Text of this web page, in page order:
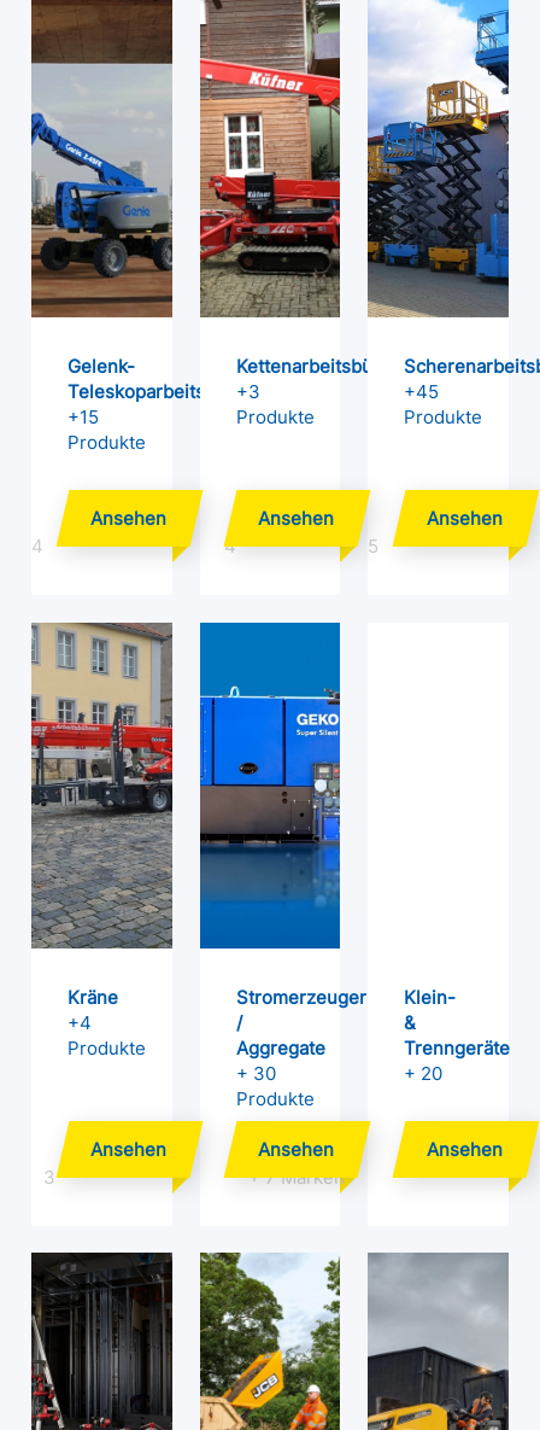
Gelenk-
Teleskoparbeitsbühnen
+15
Produkte
4
Kettenarbeitsbühnen
+3
Produkte
4
+45
Produkte
5
Kräne
+4
Produkte
3
Stromerzeuger
/
Aggregate
+ 30
Produkte
+ 7 Marken
Klein-
&
Trenngeräte
+ 20